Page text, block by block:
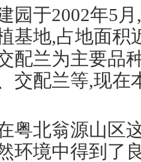
于2002年5月,
基地,占地面积
配兰为主要品
交配兰等,现在
北翁源山区这
环境中得到了